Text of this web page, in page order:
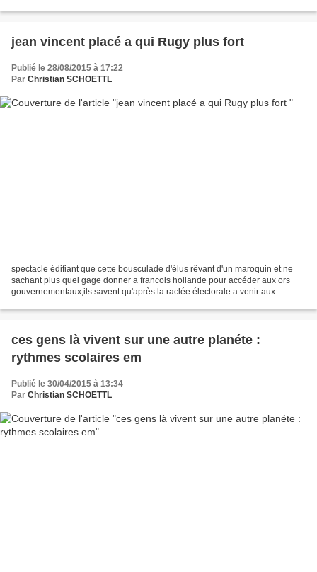
jean vincent placé a qui Rugy plus fort
Publié le 28/08/2015 à 17:22
Par Christian SCHOETTL
spectacle édifiant que cette bousculade d'élus rêvant d'un maroquin et ne
sachant plus quel gage donner a francois hollande pour accéder aux ors
gouvernementaux,ils savent qu'après la raclée électorale a venir aux
ces gens là vivent sur une autre planéte :
rythmes scolaires em
Publié le 30/04/2015 à 13:34
Par Christian SCHOETTL